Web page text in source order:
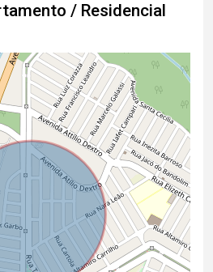
/ Residencial